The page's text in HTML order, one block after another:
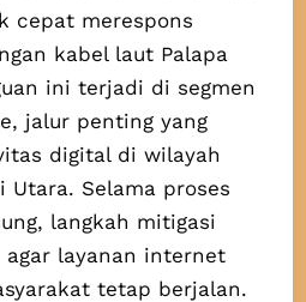
cepat merespons
kabel laut Palapa
ini terjadi di segmen
jalur penting yang
digital di wilayah
Utara. Selama proses
langkah mitigasi
agar layanan internet
tetap berjalan.